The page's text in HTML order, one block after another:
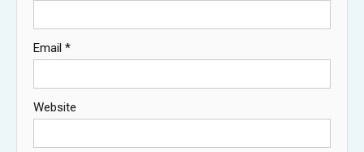
Email *
Website